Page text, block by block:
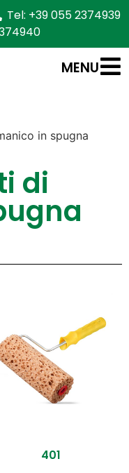
Tel: +39 055 2374939
MENU
in spugna
di
401